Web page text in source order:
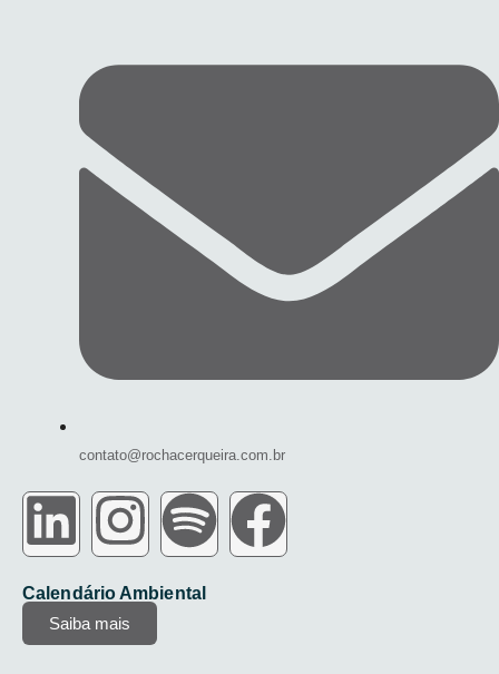
contato@rochacerqueira.com.br
Calendário Ambiental
Saiba mais